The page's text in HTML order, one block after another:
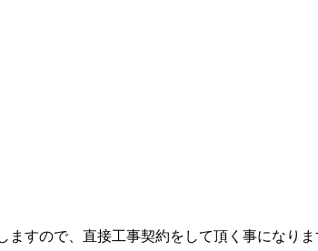
すので、直接工事契約をして頂く事になりま